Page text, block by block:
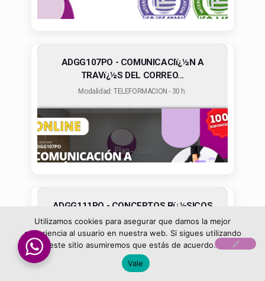
ADGG107PO - COMUNICACIï¿½N A
TRAVï¿½S DEL CORREO...
Modalidad: TELEFORMACION - 30 h.
ADGG111PO - CONCEPTOS Bï¿½SICOS
DE COMERCIO EL...
Modalidad: TELEFORMACION - 20 h.
Utilizamos cookies para asegurar que damos la mejor
experiencia al usuario en nuestra web. Si sigues utilizando
este sitio asumiremos que estás de acuerdo.
Vale